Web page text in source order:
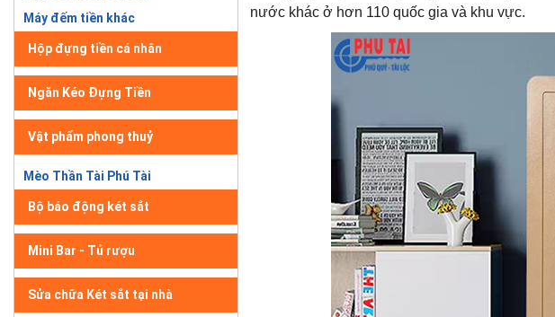
Máy đếm tiền khác
Hộp đựng tiền cá nhân
Ngăn Kéo Đựng Tiền
Vật phẩm phong thuỷ
Mèo Thần Tài Phú Tài
Bộ báo động két sắt
Mini Bar - Tủ rượu
Sửa chữa Két sắt tại nhà
nước khác ở hơn 110 quốc gia và khu vực.